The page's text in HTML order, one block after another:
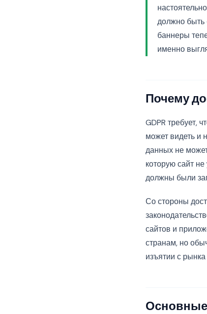
должно быть
баннеры
именно
Почему
GDPR требует,
может видеть и
данных не
которую сайт
должны были
Со стороны
сайтов и
странам, но
изъятии с
Основные